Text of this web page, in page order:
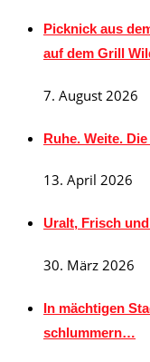
Picknick aus
auf dem Grill
7. August 2026
Ruhe. Weite.
13. April 2026
Uralt, Frisch
30. März 2026
In mächtigen
schlummern…